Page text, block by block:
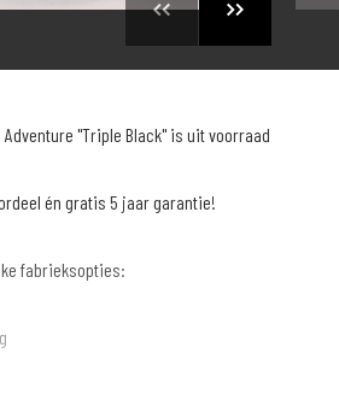
Adventure "Triple Black" is uit voorraad
én gratis 5 jaar garantie!
fabrieksopties: